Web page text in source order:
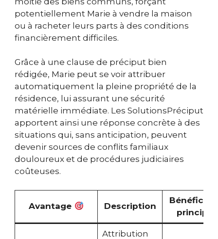
potentiellement Marie à vendre la maison
ou à racheter leurs parts à des conditions
financièrement difficiles.
Grâce à une clause de préciput bien
rédigée, Marie peut se voir attribuer
automatiquement la pleine propriété de la
résidence, lui assurant une sécurité
matérielle immédiate. Les SolutionsPréciput
apportent ainsi une réponse concrète à des
situations qui, sans anticipation, peuvent
devenir sources de conflits familiaux
douloureux et de procédures judiciaires
coûteuses.
Avantage Description
principal
Attribution